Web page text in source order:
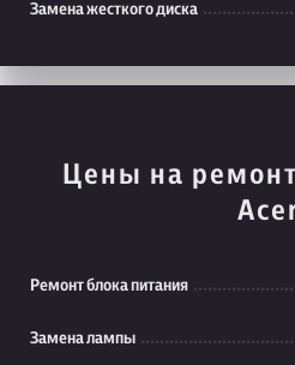
Замена жесткого диска
Цены на
Ремонт блока питания
Замена лампы